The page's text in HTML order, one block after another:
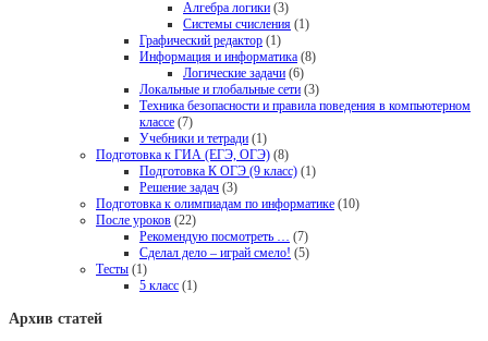
Алгебра логики (3)
Системы счисления (1)
Графический редактор (1)
Информация и информатика (8)
Логические задачи (6)
Локальные и глобальные сети (3)
Техника безопасности и правила поведения в компьютерном
классе (7)
Учебники и тетради (1)
Подготовка к ГИА (ЕГЭ, ОГЭ) (8)
Подготовка К ОГЭ (9 класс) (1)
Решение задач (3)
Подготовка к олимпиадам по информатике (10)
После уроков (22)
Рекомендую посмотреть …
(7)
Сделал дело – играй смело! (5)
Тесты (1)
5 класс (1)
Архив статей